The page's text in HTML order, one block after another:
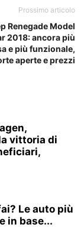
Prossimo articolo
Renegade Model
2018: ancora più
e più funzionale,
aperte e prezzi
vittoria di
Le auto più
in base...